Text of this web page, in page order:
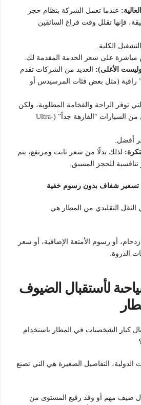
عندما تعمل الشركة بنظام حجز
فإنها تقلل وقت فراغ السائقين
الكلية.
مباشرة على سعر الخدمة المقدمة لك.
الأغلى): العديد من الشركات تقدم
راقية (مثل بعض فئات المرسيدس أو
توفر الراحة والفخامة المطلوبة، ولكن
بتكلفة تشغيل أقل من السيارات “الفارهة جداً” (Ultra-
أفضل.
لذلك بدلًا من سعر ثابت ومرتفع، يتم
للحجز المسبق.
النقل التقليدي من المطار هي
أو رسوم الأمتعة الإضافية، أو سعر
الذروة.
لأستقبال الضيوف
كبار الشخصيات في المطار باستخدام
الدولية، التفاصيل الصغيرة هي التي تصنع
ضيف مهم أو وفد رفيع المستوى من